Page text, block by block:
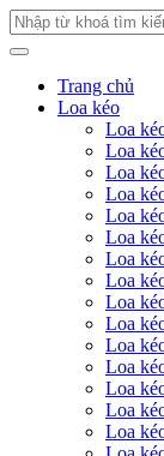
Trang chủ
Loa kéo
Loa
Loa
Loa
Loa
Loa
Loa
Loa
Loa
Loa
Loa
Loa
Loa
Loa
Loa
Loa